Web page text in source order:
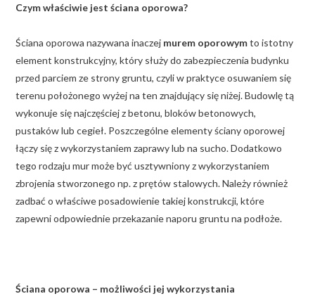
Czym właściwie jest ściana oporowa?
Ściana oporowa nazywana inaczej murem oporowymto istotny
element konstrukcyjny, który służy do zabezpieczenia budynku
przed parciem ze strony gruntu, czyli w praktyce osuwaniem się
terenu położonego wyżej na ten znajdujący się niżej. Budowlę tą
wykonuje się najczęściej z betonu, bloków betonowych,
pustaków lub cegieł. Poszczególne elementy ściany oporowej
łączy się z wykorzystaniem zaprawy lub na sucho. Dodatkowo
tego rodzaju mur może być usztywniony z wykorzystaniem
zbrojenia stworzonego np. z prętów stalowych. Należy również
zadbać o właściwe posadowienie takiej konstrukcji, które
zapewni odpowiednie przekazanie naporu gruntu na podłoże.
Ściana oporowa – możliwości jej wykorzystania